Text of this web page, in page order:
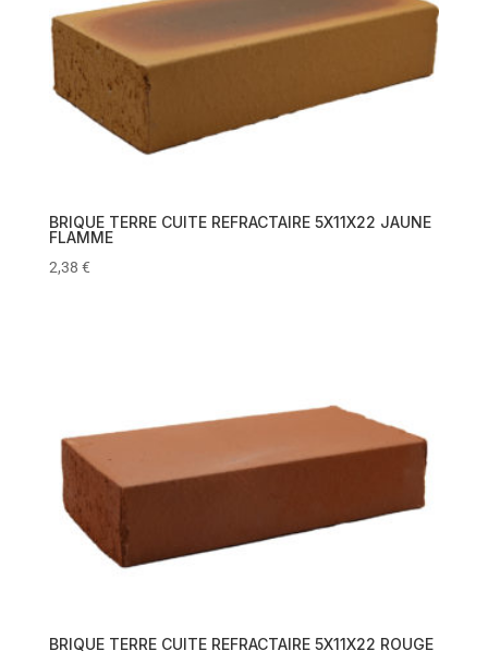
BRIQUE TERRE CUITE REFRACTAIRE 5X11X22 JAUNE
FLAMME
2,38 €
BRIQUE TERRE CUITE REFRACTAIRE 5X11X22 ROUGE